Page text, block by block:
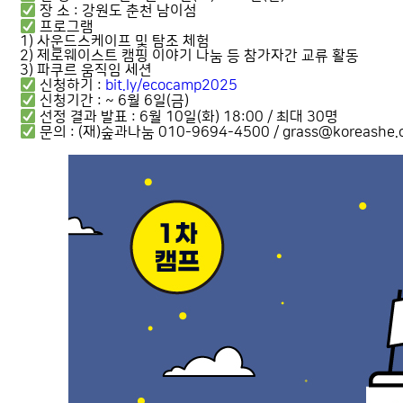
장 소 : 강원도 춘천 남이섬
프로그램
1) 사운드스케이프 및 탐조 체험
2) 제로웨이스트 캠핑 이야기 나눔 등 참가자간 교류 활동
3) 파쿠르 움직임 세션
신청하기 : bit.ly/ecocamp2025
신청기간 : ~ 6월 6일(금)
선정 결과 발표 : 6월 10일(화) 18:00 / 최대 30명
문의 : (재)숲과나눔 010-9694-4500 /